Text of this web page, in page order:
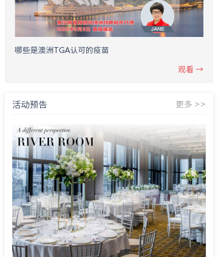
哪些是澳洲TGA认可的疫苗
观看 →
活动预告 更多 >>